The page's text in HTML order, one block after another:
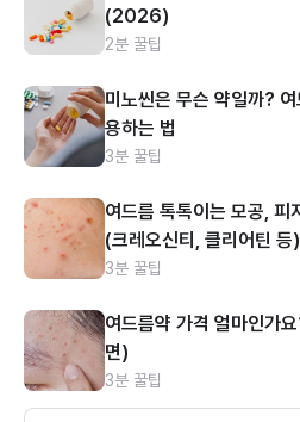
(2026)
2분 꿀팁
미노씬은 무슨 약일까?
용하는 법
3분 꿀팁
여드름 톡톡이는 모공, 피
(크레오신티, 클리어틴 등)
3분 꿀팁
여드름약 가격 얼마인가
면)
3분 꿀팁